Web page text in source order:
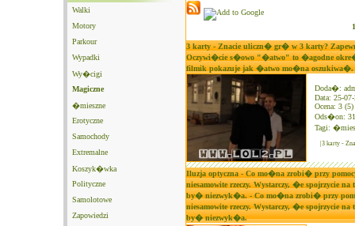
Walki
Motory
Parkour
Wypadki
Wy�cigi
Magiczne
�mieszne
Erotyczne
Samochody
Extremalne
Koszyk�wka
Polityczne
Samolotowe
Zapowiedzi
3 karty - Znacie uliczn� gr� w 3 karty?
Oczywi�cie s�owo "�atwo" to �agodne
filmik pokazuje jak �atwo mo�na
Doda�:
Data: 25-
Ocena: 3 (5)
Ods�on:
Tagi:
|3 karty -
Iluzja optyczna - Co mo�na zrobi� przy
niesamowite rzeczy. Wystarczy, �e spojrzycie
by� niezwyk�a. - Co mo�na zrobi� przy
niesamowite rzeczy. Wystarczy, �e spojrzycie
by� niezwyk�a.